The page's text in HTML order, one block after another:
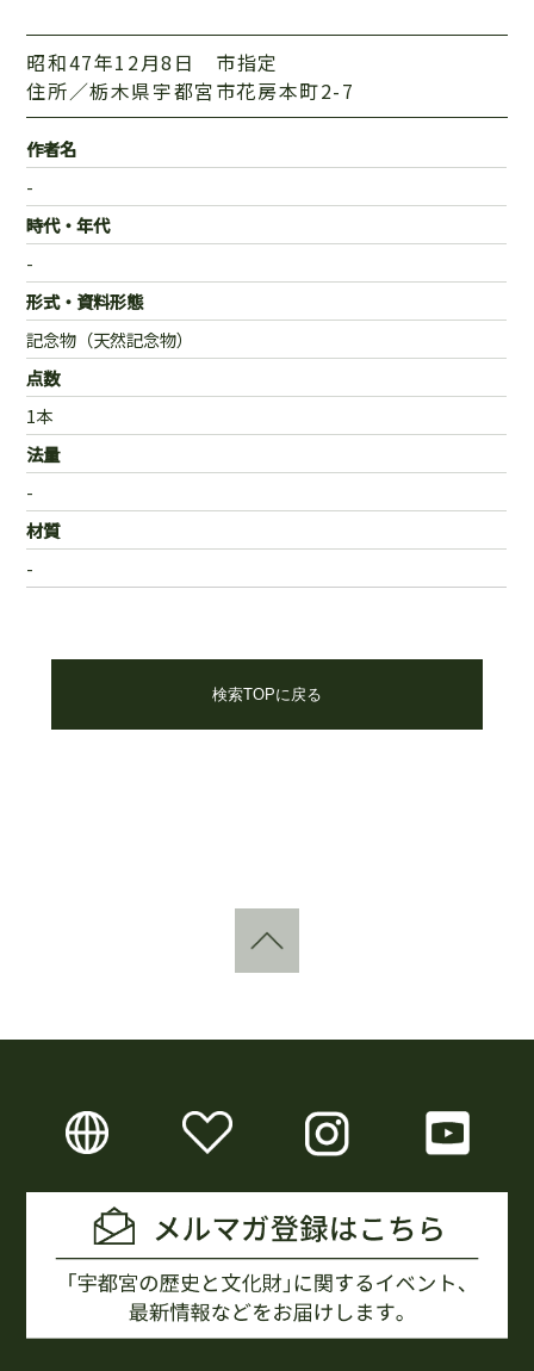
昭和47年12月8日 市指定
住所／栃木県宇都宮市花房本町2-7
作者名
-
時代・年代
-
形式・資料形態
記念物（天然記念物）
点数
1本
法量
-
材質
-
検索TOPに戻る